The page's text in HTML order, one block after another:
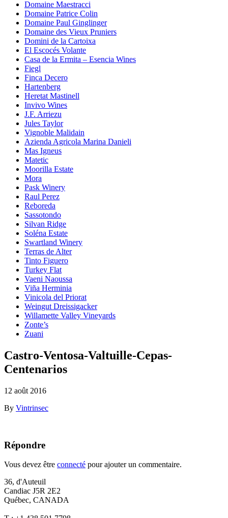
Domaine Maestracci
Domaine Patrice Colin
Domaine Paul Ginglinger
Domaine des Vieux Pruniers
Domini de la Cartoixa
El Escocés Volante
Casa de la Ermita – Esencia Wines
Fiegl
Finca Decero
Hartenberg
Heretat Mastinell
Invivo Wines
J.F. Arriezu
Jules Taylor
Vignoble Malidain
Azienda Agricola Marina Danieli
Mas Igneus
Matetic
Moorilla Estate
Mora
Pask Winery
Raul Perez
Reboreda
Sassotondo
Silvan Ridge
Soléna Estate
Swartland Winery
Terras de Alter
Tinto Figuero
Turkey Flat
Vaeni Naoussa
Viña Herminia
Vinicola del Priorat
Weingut Dreissigacker
Willamette Valley Vineyards
Zonte’s
Zuani
Castro-Ventosa-Valtuille-Cepas-
Centenarios
12 août 2016
By Vintrinsec
Répondre
Vous devez être connecté pour ajouter un commentaire.
36, d'Auteuil
Candiac J5R 2E2
Québec, CANADA